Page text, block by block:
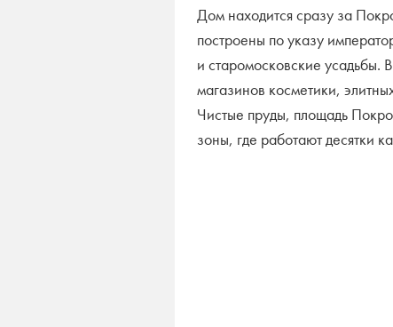
Дом находится сразу за
построены по указу
и старомосковские усадьбы.
магазинов косметики,
Чистые пруды, площадь
зоны, где работают десятки